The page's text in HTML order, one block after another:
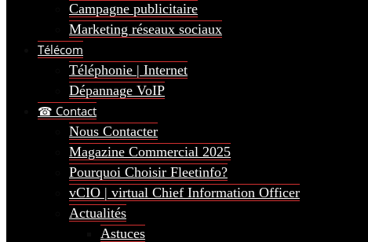
Campagne publicitaire
Marketing réseaux sociaux
Télécom
Téléphonie | Internet
Dépannage VoIP
☎ Contact
Nous Contacter
Magazine Commercial 2025
Pourquoi Choisir Fleetinfo?
vCIO | virtual Chief Information Officer
Actualités
Astuces